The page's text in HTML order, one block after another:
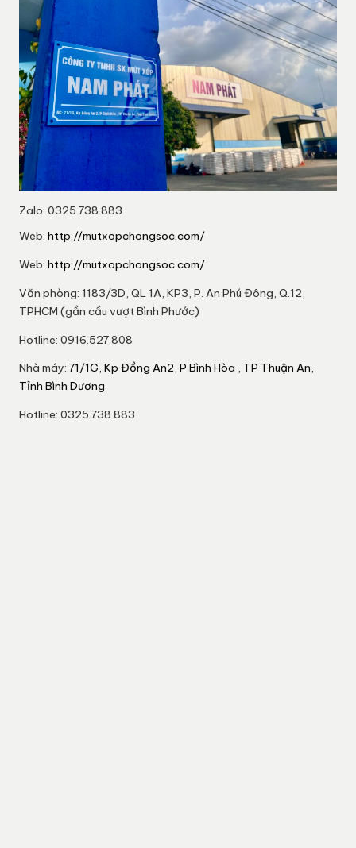
Zalo: 0325 738 883
Web: http://mutxopchongsoc.com/
Web: http://mutxopchongsoc.com/
Văn phòng: 1183/3D, QL 1A, KP3, P. An Phú Đông, Q.12,
TPHCM (gần cầu vượt Bình Phước)
Hotline: 0916.527.808
Nhà máy: 71/1G, Kp Đồng An2, P Bình Hòa , TP Thuận An,
Tỉnh Bình Dương
Hotline: 0325.738.883